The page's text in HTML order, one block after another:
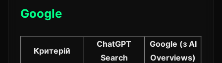
Google
Критерій
ChatGPT
Search
Google (з AI
Overviews)